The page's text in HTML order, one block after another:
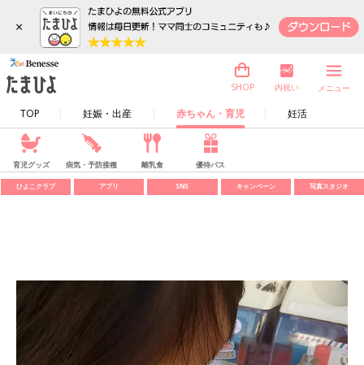
×
TOP 妊娠・出産 赤ちゃん・育児 妊活
SHOP 内祝い メニュー
育児グッズ 病気・予防接種 離乳食 優待パス
ひよこクラブ アプリ SNS キャンペーン 写真スタジオ